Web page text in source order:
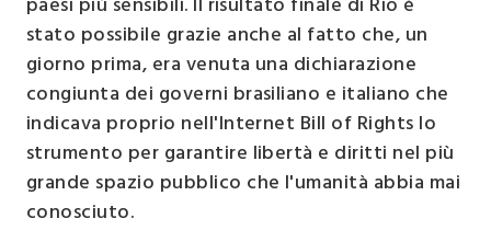
stato possibile grazie anche al fatto che, un
giorno prima, era venuta una dichiarazione
congiunta dei governi brasiliano e italiano che
indicava proprio nell'Internet Bill of Rights lo
strumento per garantire libertà e diritti nel più
grande spazio pubblico che l'umanità abbia mai
conosciuto.